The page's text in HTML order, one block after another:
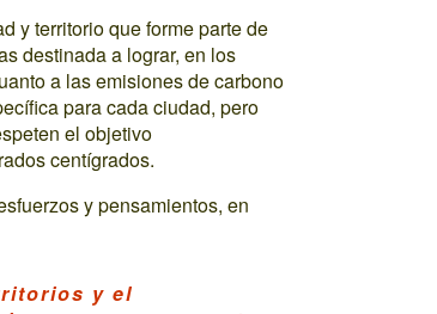
y territorio que forme parte de
destinada a lograr, en los
a las emisiones de carbono
para cada ciudad, pero
el objetivo
centígrados.
y pensamientos, en
y el